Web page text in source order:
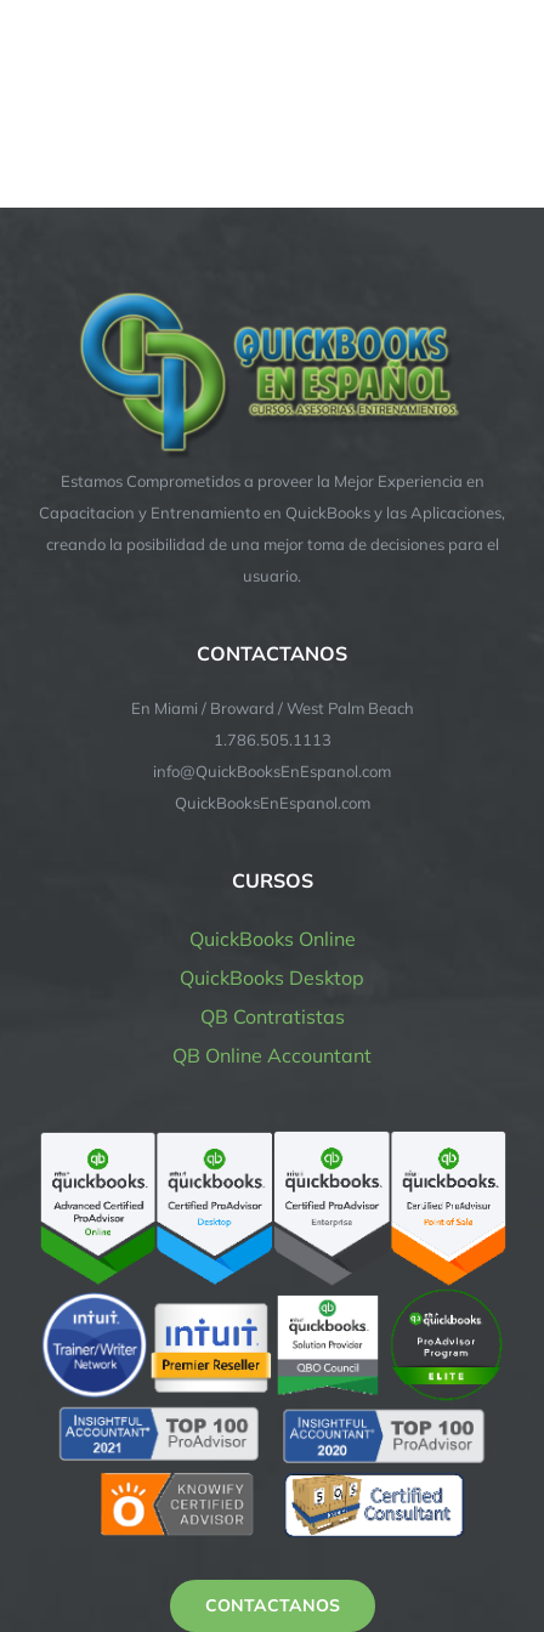
Estamos Comprometidos a proveer la Mejor Experiencia en
Capacitacion y Entrenamiento en QuickBooks y las Aplicaciones,
creando la posibilidad de una mejor toma de decisiones para el
usuario.
CONTACTANOS
En Miami / Broward / West Palm Beach
1.786.505.1113
info@QuickBooksEnEspanol.com
QuickBooksEnEspanol.com
CURSOS
QuickBooks Online
QuickBooks Desktop
QB Contratistas
QB Online Accountant
CONTACTANOS